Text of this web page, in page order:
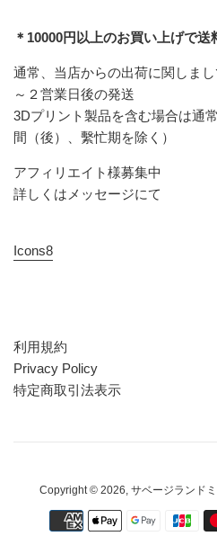
＊10000円以上のお買い上げで送
通常、当店からの出荷に関しま
～２営業日後の発送
3Dプリント製品を含む場合は通
間（後）、繫忙期を除く）
アフィリエイト様募集中
詳しくはメッセージにて
Icons8
利用規約
Privacy Policy
特定商取引法表示
Copyright © 2026, サベージランド
お